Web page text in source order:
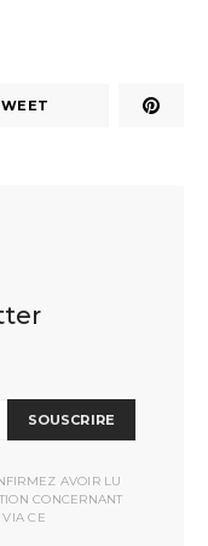
SOUSCRIRE
AVOIR LU
CONCERNANT
CE